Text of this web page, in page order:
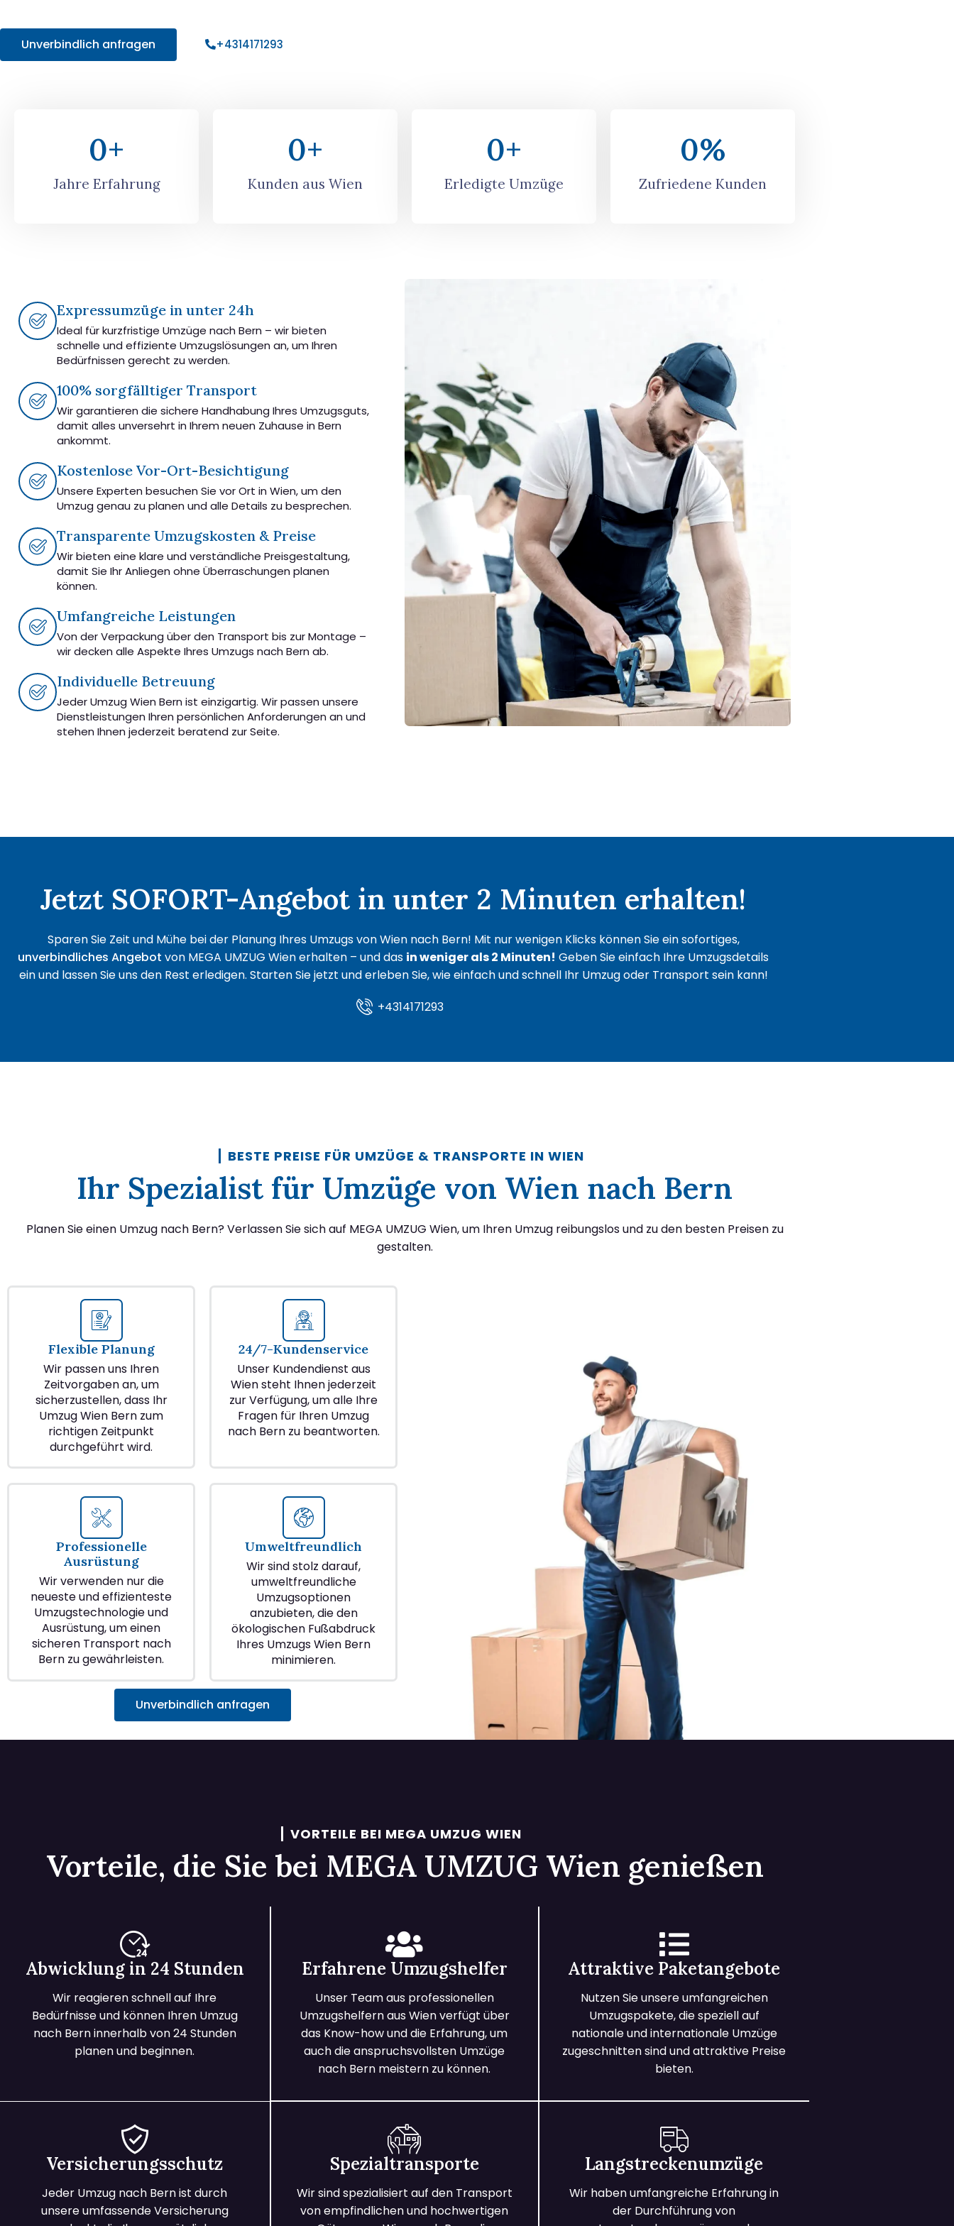
Unverbindlich anfragen +4314171293
Jahre Erfahrung
0+
Kunden aus Wien
0+
Erledigte Umzüge
0+
Zufriedene Kunden
0%
Expressumzüge in unter 24h
Ideal für kurzfristige Umzüge nach Bern – wir bieten
schnelle und effiziente Umzugslösungen an, um Ihren
Bedürfnissen gerecht zu werden.
100% sorgfälltiger Transport
Wir garantieren die sichere Handhabung Ihres Umzugsguts,
damit alles unversehrt in Ihrem neuen Zuhause in Bern
ankommt.
Kostenlose Vor-Ort-Besichtigung
Unsere Experten besuchen Sie vor Ort in Wien, um den
Umzug genau zu planen und alle Details zu besprechen.
Transparente Umzugskosten & Preise
Wir bieten eine klare und verständliche Preisgestaltung,
damit Sie Ihr Anliegen ohne Überraschungen planen
können.
Umfangreiche Leistungen
Von der Verpackung über den Transport bis zur Montage –
wir decken alle Aspekte Ihres Umzugs nach Bern ab.
Individuelle Betreuung
Jeder Umzug Wien Bern ist einzigartig. Wir passen unsere
Dienstleistungen Ihren persönlichen Anforderungen an und
stehen Ihnen jederzeit beratend zur Seite.
Jetzt SOFORT-Angebot in unter 2 Minuten erhalten!
Sparen Sie Zeit und Mühe bei der Planung Ihres Umzugs von Wien nach Bern! Mit nur wenigen Klicks können Sie ein sofortiges,
unverbindliches Angebot von MEGA UMZUG Wien erhalten – und das in weniger als 2 Minuten! Geben Sie einfach Ihre Umzugsdetails
ein und lassen Sie uns den Rest erledigen. Starten Sie jetzt und erleben Sie, wie einfach und schnell Ihr Umzug oder Transport sein kann!
+4314171293
BESTE PREISE FÜR UMZÜGE & TRANSPORTE IN WIEN
Ihr Spezialist für Umzüge von Wien nach Bern
Planen Sie einen Umzug nach Bern? Verlassen Sie sich auf MEGA UMZUG Wien, um Ihren Umzug reibungslos und zu den besten Preisen zu
gestalten.
Flexible Planung
Wir passen uns Ihren
Zeitvorgaben an, um
sicherzustellen, dass Ihr
Umzug Wien Bern zum
richtigen Zeitpunkt
durchgeführt wird.
24/7-Kundenservice
Unser Kundendienst aus
Wien steht Ihnen jederzeit
zur Verfügung, um alle Ihre
Fragen für Ihren Umzug
nach Bern zu beantworten.
Professionelle
Ausrüstung
Wir verwenden nur die
neueste und effizienteste
Umzugstechnologie und
Ausrüstung, um einen
sicheren Transport nach
Bern zu gewährleisten.
Umweltfreundlich
Wir sind stolz darauf,
umweltfreundliche
Umzugsoptionen
anzubieten, die den
ökologischen Fußabdruck
Ihres Umzugs Wien Bern
minimieren.
Unverbindlich anfragen
VORTEILE BEI MEGA UMZUG WIEN
Vorteile, die Sie bei MEGA UMZUG Wien genießen
Abwicklung in 24 Stunden
Wir reagieren schnell auf Ihre
Bedürfnisse und können Ihren Umzug
nach Bern innerhalb von 24 Stunden
planen und beginnen.
Erfahrene Umzugshelfer
Unser Team aus professionellen
Umzugshelfern aus Wien verfügt über
das Know-how und die Erfahrung, um
auch die anspruchsvollsten Umzüge
nach Bern meistern zu können.
Attraktive Paketangebote
Nutzen Sie unsere umfangreichen
Umzugspakete, die speziell auf
nationale und internationale Umzüge
zugeschnitten sind und attraktive Preise
bieten.
Versicherungsschutz
Jeder Umzug nach Bern ist durch
unsere umfassende Versicherung
Spezialtransporte
Wir sind spezialisiert auf den Transport
von empfindlichen und hochwertigen
Langstreckenumzüge
Wir haben umfangreiche Erfahrung in
der Durchführung von